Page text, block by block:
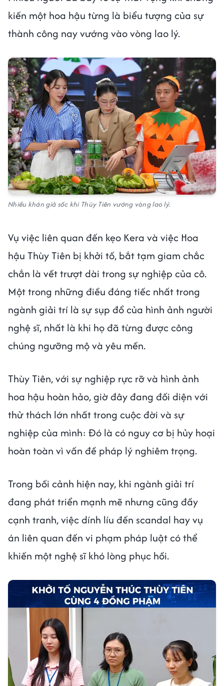
kiến một hoa hậu từng là biểu tượng của sự
thành công nay vướng vào vòng lao lý.
Nhiều khán giả sốc khi Thùy Tiên vướng vòng lao lý.
Vụ việc liên quan đến kẹo Kera và việc Hoa
hậu Thùy Tiên bị khởi tố, bắt tạm giam chắc
chắn là vết trượt dài trong sự nghiệp của cô.
Một trong những điều đáng tiếc nhất trong
ngành giải trí là sự sụp đổ của hình ảnh người
nghệ sĩ, nhất là khi họ đã từng được công
chúng ngưỡng mộ và yêu mến.
Thùy Tiên, với sự nghiệp rực rỡ và hình ảnh
hoa hậu hoàn hảo, giờ đây đang đối diện với
thử thách lớn nhất trong cuộc đời và sự
nghiệp của mình: Đó là có nguy cơ bị hủy hoại
hoàn toàn vì vấn đề pháp lý nghiêm trọng.
Trong bối cảnh hiện nay, khi ngành giải trí
đang phát triển mạnh mẽ nhưng cũng đầy
cạnh tranh, việc dính líu đến scandal hay vụ
án liên quan đến vi phạm pháp luật có thể
khiến một nghệ sĩ khó lòng phục hồi.